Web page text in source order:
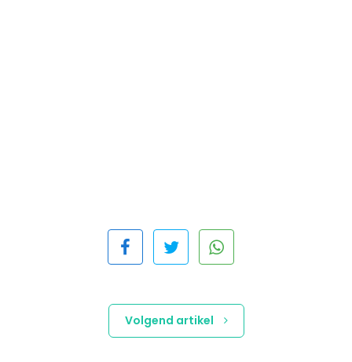
Volgend artikel